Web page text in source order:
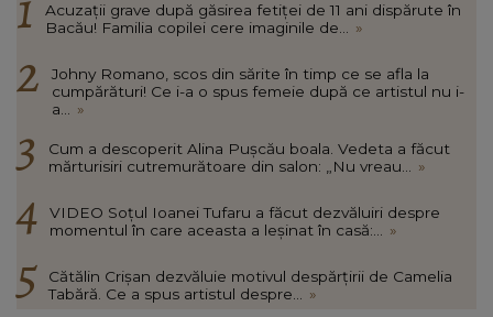
Acuzații grave după găsirea fetiței de 11 ani dispărute în
Bacău! Familia copilei cere imaginile de... »
Johny Romano, scos din sărite în timp ce se afla la
cumpărături! Ce i-a o spus femeie după ce artistul nu i-
a... »
Cum a descoperit Alina Pușcău boala. Vedeta a făcut
mărturisiri cutremurătoare din salon: „Nu vreau... »
VIDEO Soțul Ioanei Tufaru a făcut dezvăluiri despre
momentul în care aceasta a leșinat în casă:... »
Cătălin Crișan dezvăluie motivul despărțirii de Camelia
Tabără. Ce a spus artistul despre... »